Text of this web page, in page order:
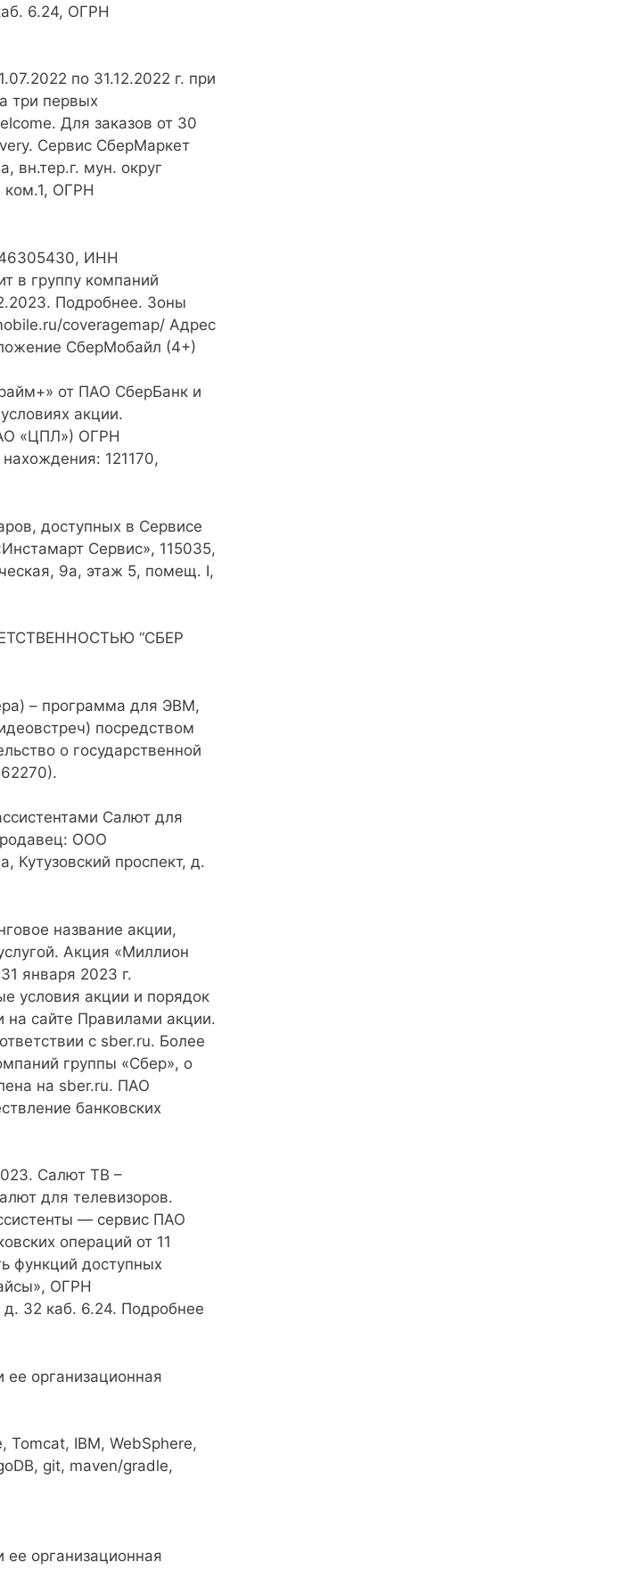
6.24, ОГРН
по 31.12.2022 г. при
три первых
Для заказов от 30
Сервис СберМаркет
вн.тер.г. мун. округ
ком.1, ОГРН
ИНН
в группу компаний
Подробнее. Зоны
coveragemap/ Адрес
СберМобайл (4+)
от ПАО СберБанк и
акции.
«ЦПЛ») ОГРН
121170,
доступных в Сервисе
Сервис», 115035,
9а, этаж 5, помещ. I,
“СБЕР
– программа для ЭВМ,
посредством
о государственной
Салют для
ООО
Кутузовский проспект, д.
название акции,
Акция «Миллион
января 2023 г.
условия акции и порядок
на сайте Правилами акции.
с sber.ru. Более
группы «Сбер», о
на sber.ru. ПАО
банковских
Салют ТВ –
для телевизоров.
— сервис ПАО
операций от 11
функций доступных
ОГРН
д. 32 каб. 6.24. Подробнее
Tomcat, IBM, WebSphere,
git, maven/gradle,